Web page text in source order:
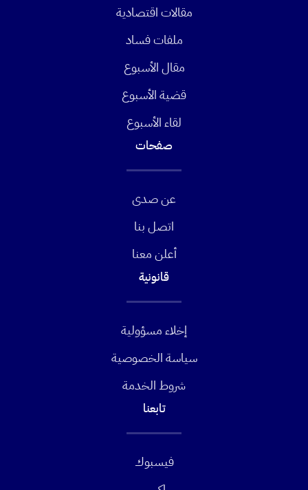
مقالات اقتصادية
ملفات فساد
مقال الأسبوع
قضية الأسبوع
لقاء الأسبوع
صفحات
عن صدى
اتصل بنا
أعلن معنا
قانونية
إخلاء مسؤولية
سياسة الخصوصية
شروط الخدمة
تابعنا
فيسبوك